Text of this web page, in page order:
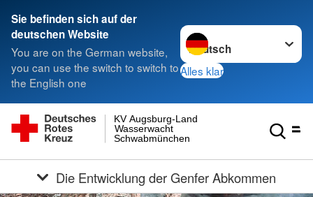
Sie befinden sich auf der
deutschen Website
You are on the German website,
you can use the switch to switch to
the English one
Sprache wechseln zu
Alles klar
Schwabmünchen
Wasserwacht
KV Augsburg-Land
Die Entwicklung der Genfer Abkommen